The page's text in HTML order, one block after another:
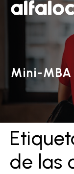
Mini-
de las